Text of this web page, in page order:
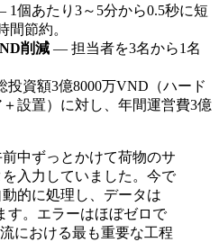
1個あたり3～5分から0.5秒に短
間節約。
削減 — 担当者を3名から1名
資額3億8000万VND（ハード
設置）に対し、年間運営費3億
前中ずっとかけて荷物のサ
入力していました。今で
的に処理し、データは
す。エラーはほぼゼロで
における最も重要な工程